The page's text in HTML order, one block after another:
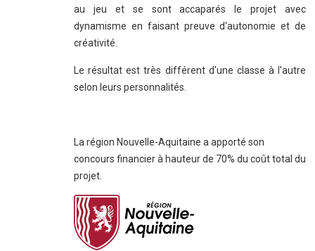
au jeu et se sont accaparés le projet avec
dynamisme en faisant preuve d'autonomie et de
créativité.
Le résultat est très différent d'une classe à l'autre
selon leurs personnalités.
La région Nouvelle-Aquitaine a apporté son
concours financier à hauteur de 70% du coût total du
projet.